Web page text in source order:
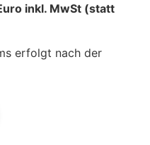
inkl. MwSt (statt
erfolgt nach der